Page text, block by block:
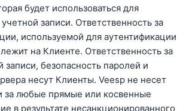
будет использоваться для
записи. Ответственность за
используемой для аутентификации
на Клиенте. Ответственность за
записи, безопасность паролей и
несут Клиенты. Veesp не несет
за любые прямые или косвенные
в результате несанкционированного